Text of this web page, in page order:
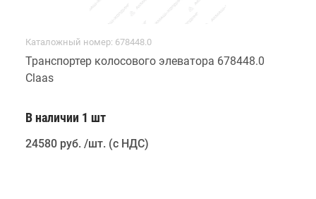
Каталожный номер: 678448.0
Транспортер колосового элеватора 678448.0
Claas
В наличии 1 шт
24580 руб. /шт. (с НДС)